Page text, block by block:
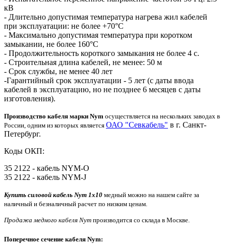
кВ
- Длительно допустимая температура нагрева жил кабелей
при эксплуатации: не более +70°С
- Максимально допустимая температура при коротком
замыкании, не более 160°С
- Продолжительность короткого замыкания не более 4 с.
- Строительная длина кабелей, не менее: 50 м
- Срок службы, не менее 40 лет
-Гарантийный срок эксплуатации - 5 лет (с даты ввода
кабелей в эксплуатацию, но не позднее 6 месяцев с даты
изготовления).
Производство кабеля марки Nym осуществляется на нескольких заводах в
России, одним из которых является ОАО "Севкабель" в г. Санкт-
Петербург.
Коды ОКП:
35 2122 - кабель NYM-O
35 2122 - кабель NYM-J
Купить силовой кабель Nym 1x10 медный можно на нашем сайте за
наличный и безналичный расчет по низким ценам.
Продажа медного кабеля Nym производится со склада в Москве.
Поперечное сечение кабеля Nym: